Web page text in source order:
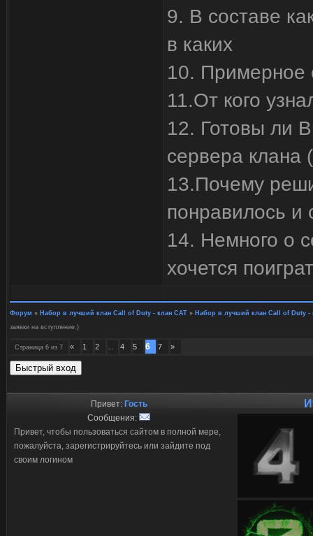
9. В составе
в каких
10. Примерное
11.От кого
12. Готовы ли
сервера клана
13.Почему
понравилось
14. Немного о
хочется
Форум » Набор в лучший клан Call of Duty - клан CAT » Набор в лучший клан Call of Duty -
заявки на вступление.)
Страница 6 из 7 « 1 2 … 4 5 6 7 »
Привет: Гость
Сообщения:
Привет, чтобы пользоваться сайтом в полной мере,
пожалуйста, зарегистрируйтесь или зайдите под
своим логином